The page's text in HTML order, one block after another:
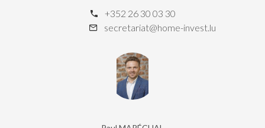
+352 26 30 03 30
secretariat@home-invest.lu